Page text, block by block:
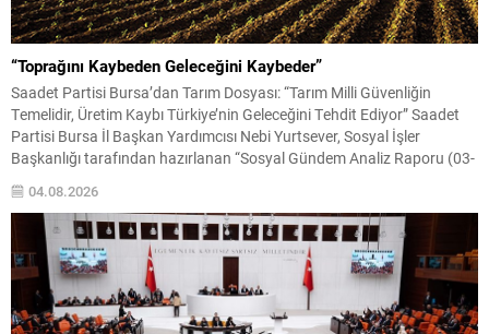
“Toprağını Kaybeden Geleceğini Kaybeder”
Saadet Partisi Bursa’dan Tarım Dosyası: “Tarım Milli Güvenliğin
Temelidir, Üretim Kaybı Türkiye’nin Geleceğini Tehdit Ediyor” Saadet
Partisi Bursa İl Başkan Yardımcısı Nebi Yurtsever, Sosyal İşler
Başkanlığı tarafından hazırlanan “Sosyal Gündem Analiz Raporu (03-
değerlendirmelerde bulundu. Tarım arazilerindeki daralma, artan
üretim maliyetleri, kuraklık, su...
04.08.2026